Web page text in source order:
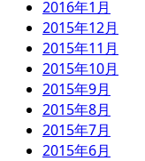
2016年1月
2015年12月
2015年11月
2015年10月
2015年9月
2015年8月
2015年7月
2015年6月